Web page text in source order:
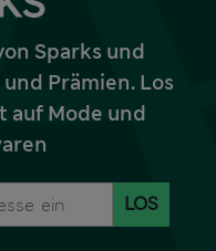
Sparks und
Prämien. Los
auf Mode und
LOS